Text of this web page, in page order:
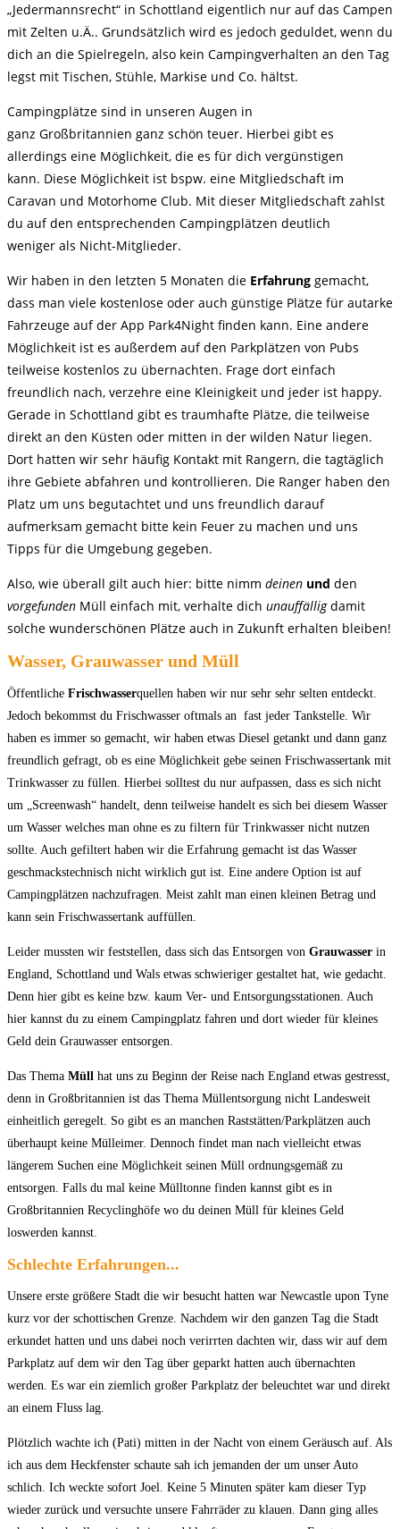
„Jedermannsrecht“ in Schottland eigentlich nur auf das Campen
mit Zelten u.Ä.. Grundsätzlich wird es jedoch geduldet, wenn du
dich an die Spielregeln, also kein Campingverhalten an den Tag
legst mit Tischen, Stühle, Markise und Co. hältst.
Campingplätze sind in unseren Augen in
ganz Großbritannien ganz schön teuer. Hierbei gibt es
allerdings eine Möglichkeit, die es für dich vergünstigen
kann. Diese Möglichkeit ist bspw. eine Mitgliedschaft im
Caravan und Motorhome Club. Mit dieser Mitgliedschaft zahlst
du auf den entsprechenden Campingplätzen deutlich
weniger als Nicht-Mitglieder.
Wir haben in den letzten 5 Monaten die Erfahrung gemacht,
dass man viele kostenlose oder auch günstige Plätze für autarke
Fahrzeuge auf der App Park4Night finden kann. Eine andere
Möglichkeit ist es außerdem auf den Parkplätzen von Pubs
teilweise kostenlos zu übernachten. Frage dort einfach
freundlich nach, verzehre eine Kleinigkeit und jeder ist happy.
Gerade in Schottland gibt es traumhafte Plätze, die teilweise
direkt an den Küsten oder mitten in der wilden Natur liegen.
Dort hatten wir sehr häufig Kontakt mit Rangern, die tagtäglich
ihre Gebiete abfahren und kontrollieren. Die Ranger haben den
Platz um uns begutachtet und uns freundlich darauf
aufmerksam gemacht bitte kein Feuer zu machen und uns
Tipps für die Umgebung gegeben.
Also, wie überall gilt auch hier: bitte nimm deinen und den
vorgefunden Müll einfach mit, verhalte dich unauffällig damit
solche wunderschönen Plätze auch in Zukunft erhalten bleiben!
Wasser, Grauwasser und Müll
Öffentliche Frischwasserquellen haben wir nur sehr sehr selten entdeckt.
Jedoch bekommst du Frischwasser oftmals an fast jeder Tankstelle. Wir
haben es immer so gemacht, wir haben etwas Diesel getankt und dann ganz
freundlich gefragt, ob es eine Möglichkeit gebe seinen Frischwassertank mit
Trinkwasser zu füllen. Hierbei solltest du nur aufpassen, dass es sich nicht
um „Screenwash“ handelt, denn teilweise handelt es sich bei diesem Wasser
um Wasser welches man ohne es zu filtern für Trinkwasser nicht nutzen
sollte. Auch gefiltert haben wir die Erfahrung gemacht ist das Wasser
geschmackstechnisch nicht wirklich gut ist. Eine andere Option ist auf
Campingplätzen nachzufragen. Meist zahlt man einen kleinen Betrag und
kann sein Frischwassertank auffüllen.
Leider mussten wir feststellen, dass sich das Entsorgen von Grauwasser in
England, Schottland und Wals etwas schwieriger gestaltet hat, wie gedacht.
Denn hier gibt es keine bzw. kaum Ver- und Entsorgungsstationen. Auch
hier kannst du zu einem Campingplatz fahren und dort wieder für kleines
Geld dein Grauwasser entsorgen.
Das Thema Müll hat uns zu Beginn der Reise nach England etwas gestresst,
denn in Großbritannien ist das Thema Müllentsorgung nicht Landesweit
einheitlich geregelt. So gibt es an manchen Raststätten/Parkplätzen auch
überhaupt keine Mülleimer. Dennoch findet man nach vielleicht etwas
längerem Suchen eine Möglichkeit seinen Müll ordnungsgemäß zu
entsorgen. Falls du mal keine Mülltonne finden kannst gibt es in
Großbritannien Recyclinghöfe wo du deinen Müll für kleines Geld
loswerden kannst.
Schlechte Erfahrungen...
Unsere erste größere Stadt die wir besucht hatten war Newcastle upon Tyne
kurz vor der schottischen Grenze. Nachdem wir den ganzen Tag die Stadt
erkundet hatten und uns dabei noch verirrten dachten wir, dass wir auf dem
Parkplatz auf dem wir den Tag über geparkt hatten auch übernachten
werden. Es war ein ziemlich großer Parkplatz der beleuchtet war und direkt
an einem Fluss lag.
Plötzlich wachte ich (Pati) mitten in der Nacht von einem Geräusch auf. Als
ich aus dem Heckfenster schaute sah ich jemanden der um unser Auto
schlich. Ich weckte sofort Joel. Keine 5 Minuten später kam dieser Typ
wieder zurück und versuchte unsere Fahrräder zu klauen. Dann ging alles